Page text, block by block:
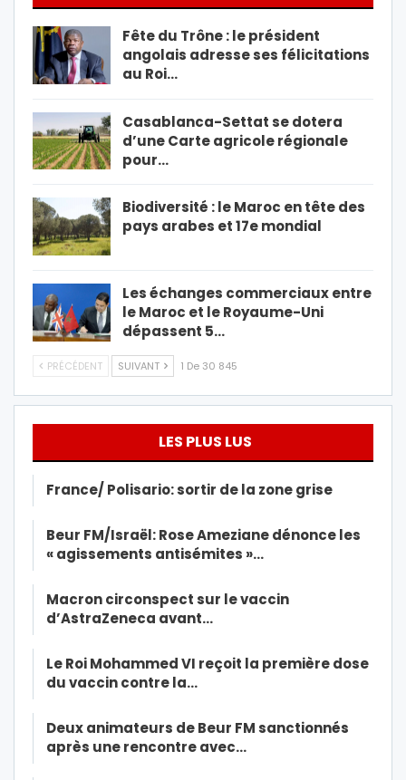
Fête du Trône : le président
angolais adresse ses félicitations
au Roi…
Casablanca-Settat se dotera
d’une Carte agricole régionale
pour…
Biodiversité : le Maroc en tête des
pays arabes et 17e mondial
Les échanges commerciaux entre
le Maroc et le Royaume-Uni
dépassent 5…
PRÉCÉDENT SUIVANT 1 De 30 845
LES PLUS LUS
France/ Polisario: sortir de la zone grise
Beur FM/Israël: Rose Ameziane dénonce les
« agissements antisémites »…
Macron circonspect sur le vaccin
d’AstraZeneca avant…
Le Roi Mohammed VI reçoit la première dose
du vaccin contre la…
Deux animateurs de Beur FM sanctionnés
après une rencontre avec…